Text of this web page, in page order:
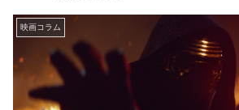
映画コラム